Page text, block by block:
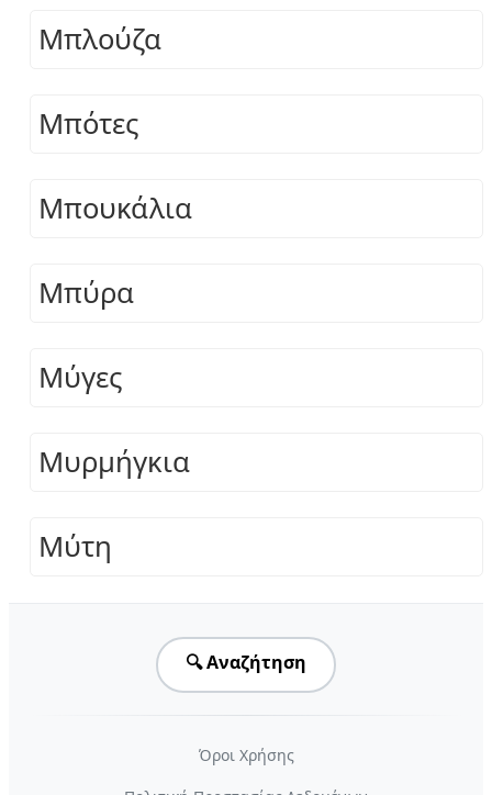
Μπλούζα
Μπότες
Μπουκάλια
Μπύρα
Μύγες
Μυρμήγκια
Μύτη
🔍 Αναζήτηση
Όροι Χρήσης